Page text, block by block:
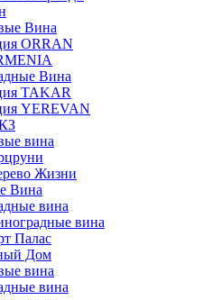
Вина
ORRAN
Вина
TAKAR
YEREVAN
вина
Жизни
Вина
вина
вина
Палас
Дом
вина
вина